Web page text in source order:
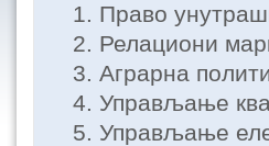
Право
Релациони
Аграрна
Управљање
Управљање